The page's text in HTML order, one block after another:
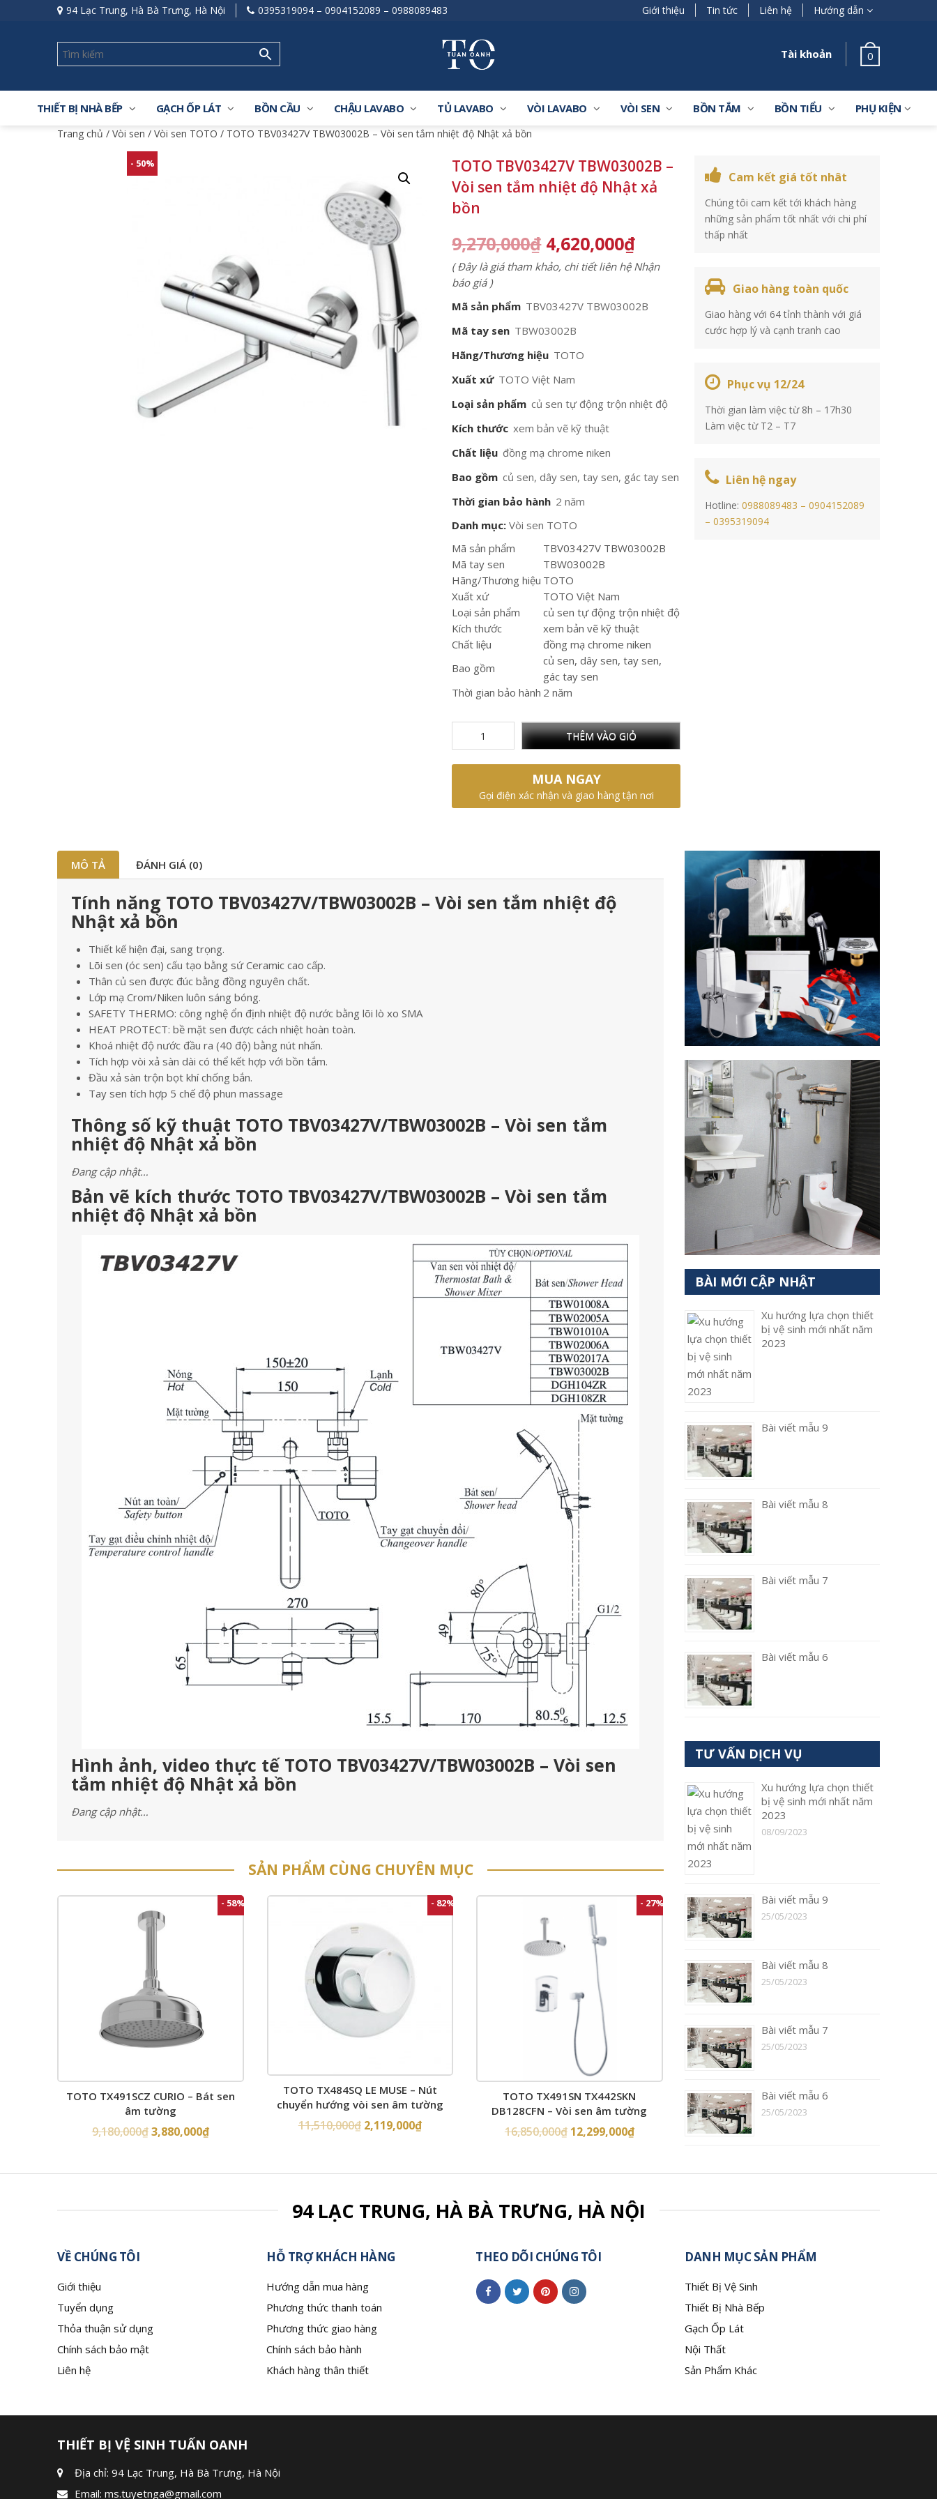
94 Lạc Trung, Hà Bà Trưng, Hà Nội 0395319094 – 0904152089 – 0988089483 Giới thiệu Tin tức Liên hệ Hướng dẫn
Tài khoản 0
THIẾT BỊ NHÀ BẾP GẠCH ỐP LÁT BỒN CẦU CHẬU LAVABO TỦ LAVABO VÒI LAVABO VÒI SEN BỒN TẮM BỒN TIỂU PHỤ KIỆN
Trang chủ / Vòi sen / Vòi sen TOTO / TOTO TBV03427V TBW03002B – Vòi sen tắm nhiệt độ Nhật xả bồn
- 50%
TOTO TBV03427V TBW03002B –
Vòi sen tắm nhiệt độ Nhật xả
bồn
9,270,000₫ 4,620,000₫
( Đây là giá tham khảo, chi tiết liên hệ Nhận
báo giá )
Mã sản phẩm TBV03427V TBW03002B
Mã tay sen TBW03002B
Hãng/Thương hiệu TOTO
Xuất xứ TOTO Việt Nam
Loại sản phẩm củ sen tự động trộn nhiệt độ
Kích thước xem bản vẽ kỹ thuật
Chất liệu đồng mạ chrome niken
Bao gồm củ sen, dây sen, tay sen, gác tay sen
Thời gian bảo hành 2 năm
Danh mục: Vòi sen TOTO
Mã sản phẩm
TBV03427V TBW03002B
Mã tay sen
TBW03002B
Hãng/Thương hiệu TOTO
Xuất xứ
TOTO Việt Nam
Loại sản phẩm
củ sen tự động trộn nhiệt độ
Kích thước
xem bản vẽ kỹ thuật
Chất liệu
đồng mạ chrome niken
Bao gồm
củ sen, dây sen, tay sen,
gác tay sen
Thời gian bảo hành 2 năm
THÊM VÀO GIỎ
MUA NGAY
Gọi điện xác nhận và giao hàng tận nơi
Cam kết giá tốt nhât
Chúng tôi cam kết tới khách hàng
những sản phẩm tốt nhất với chi phí
thấp nhất
Giao hàng toàn quốc
Giao hàng với 64 tỉnh thành với giá
cước hợp lý và cạnh tranh cao
Phục vụ 12/24
Thời gian làm việc từ 8h – 17h30
Làm việc từ T2 – T7
Liên hệ ngay
Hotline: 0988089483 – 0904152089
– 0395319094
MÔ TẢ ĐÁNH GIÁ (0)
Tính năng TOTO TBV03427V/TBW03002B – Vòi sen tắm nhiệt độ
Nhật xả bồn
Thiết kế hiện đại, sang trọng.
Lõi sen (óc sen) cấu tạo bằng sứ Ceramic cao cấp.
Thân củ sen được đúc bằng đồng nguyên chất.
Lớp mạ Crom/Niken luôn sáng bóng.
SAFETY THERMO: công nghệ ổn định nhiệt độ nước bằng lõi lò xo SMA
HEAT PROTECT: bề mặt sen được cách nhiệt hoàn toàn.
Khoá nhiệt độ nước đầu ra (40 độ) bằng nút nhấn.
Tích hợp vòi xả sàn dài có thể kết hợp với bồn tắm.
Đầu xả sàn trộn bọt khí chống bắn.
Tay sen tích hợp 5 chế độ phun massage
Thông số kỹ thuật TOTO TBV03427V/TBW03002B – Vòi sen tắm
nhiệt độ Nhật xả bồn
Đang cập nhật…
Bản vẽ kích thước TOTO TBV03427V/TBW03002B – Vòi sen tắm
nhiệt độ Nhật xả bồn
Hình ảnh, video thực tế TOTO TBV03427V/TBW03002B – Vòi sen
tắm nhiệt độ Nhật xả bồn
Đang cập nhật…
SẢN PHẨM CÙNG CHUYÊN MỤC
- 58%
TOTO TX491SCZ CURIO – Bát sen
âm tường
9,180,000₫3,880,000₫
- 82%
TOTO TX484SQ LE MUSE – Nút
chuyển hướng vòi sen âm tường
11,510,000₫ 2,119,000₫
- 27%
TOTO TX491SN TX442SKN
DB128CFN – Vòi sen âm tường
16,850,000₫ 12,299,000₫
BÀI MỚI CẬP NHẬT
Xu hướng lựa chọn thiết
bị vệ sinh mới nhất năm
2023
Bài viết mẫu 9
Bài viết mẫu 8
Bài viết mẫu 7
Bài viết mẫu 6
TƯ VẤN DỊCH VỤ
Xu hướng lựa chọn thiết
bị vệ sinh mới nhất năm
2023
08/09/2023
Bài viết mẫu 9
25/05/2023
Bài viết mẫu 8
25/05/2023
Bài viết mẫu 7
25/05/2023
Bài viết mẫu 6
25/05/2023
94 LẠC TRUNG, HÀ BÀ TRƯNG, HÀ NỘI
VỀ CHÚNG TÔI
Giới thiệu
Tuyển dụng
Thỏa thuận sử dụng
Chính sách bảo mật
Liên hệ
HỖ TRỢ KHÁCH HÀNG
Hướng dẫn mua hàng
Phương thức thanh toán
Phương thức giao hàng
Chính sách bảo hành
Khách hàng thân thiết
THEO DÕI CHÚNG TÔI DANH MỤC SẢN PHẨM
Thiết Bị Vệ Sinh
Thiết Bị Nhà Bếp
Gạch Ốp Lát
Nội Thất
Sản Phẩm Khác
THIẾT BỊ VỆ SINH TUẤN OANH
Địa chỉ: 94 Lạc Trung, Hà Bà Trưng, Hà Nội
Email: ms.tuyetnga@gmail.com